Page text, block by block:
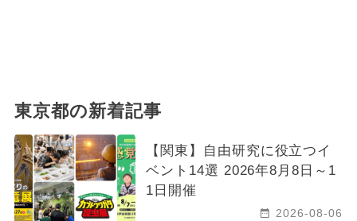
東京都の新着記事
【関東】自由研究に役立つイ
ベント14選 2026年8月8日～1
1日開催
2026-08-06